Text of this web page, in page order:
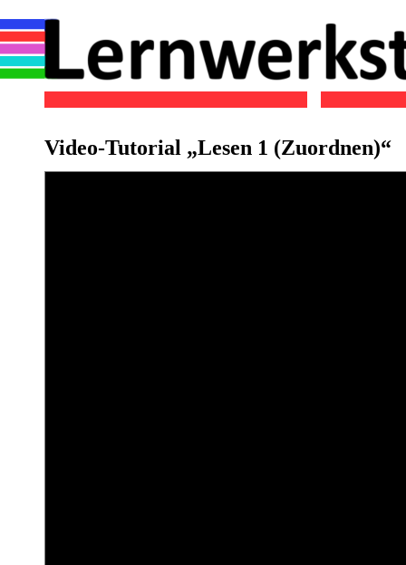
Video-Tutorial „Lesen 1 (Zuordnen)“